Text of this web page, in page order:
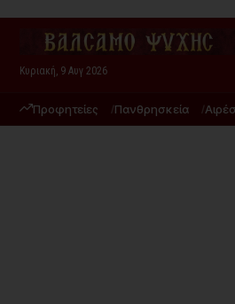
Κυριακή, 9 Αυγ 2026
Προφητείες Πανθρησκεία